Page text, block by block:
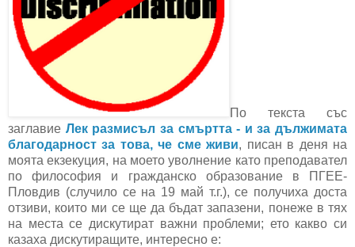
По текста със
заглавие Лек размисъл за смъртта - и за дължимата
благодарност за това, че сме живи, писан в деня на
моята екзекуция, на моето уволнение като преподавател
по философия и гражданско образование в ПГЕЕ-
Пловдив (случило се на 19 май т.г.), се получиха доста
отзиви, които ми се ще да бъдат запазени, понеже в тях
на места се дискутират важни проблеми; ето какво си
казаха дискутиращите, интересно е: